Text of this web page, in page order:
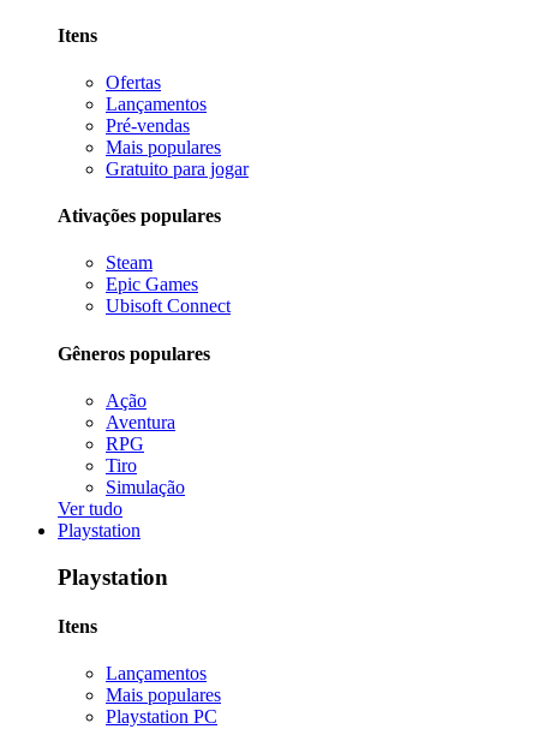
Itens
Ofertas
Lançamentos
Pré-vendas
Mais populares
Gratuito para jogar
Ativações populares
Steam
Epic Games
Ubisoft Connect
Gêneros populares
Ação
Aventura
RPG
Tiro
Simulação
Ver tudo
Playstation
Playstation
Itens
Lançamentos
Mais populares
Playstation PC